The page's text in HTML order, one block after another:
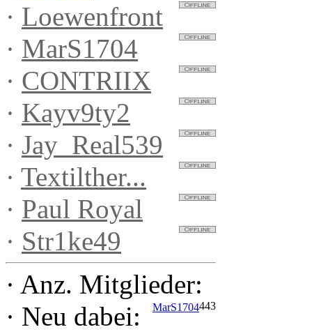
· Loewenfront
· MarS1704
· CONTRIIX
· Kayv9ty2
· Jay_Real539
· Textilther...
· Paul Royal
· Str1ke49
· Anz. Mitglieder:
443
· Neu dabei: MarS1704